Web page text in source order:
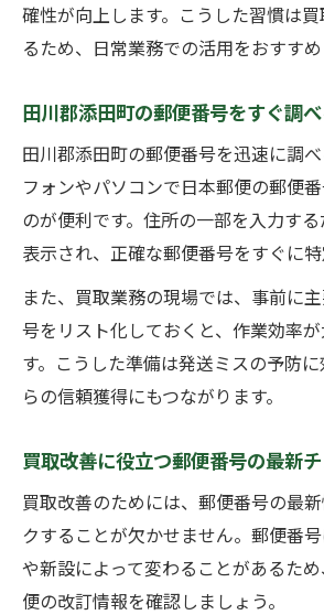
確性が向上します。こうした習慣は
るため、日常業務での活用をおすすめ
田川郡添田町の郵便番号をすぐ調
田川郡添田町の郵便番号を迅速に調
フォンやパソコンで日本郵便の郵便
のが便利です。住所の一部を入力す
表示され、正確な郵便番号をすぐに特
また、買取業務の現場では、事前に
号をリスト化しておくと、作業効率
す。こうした準備は発送ミスの予防
らの信頼獲得にもつながります。
買取改善に役立つ郵便番号の最新
買取改善のためには、郵便番号の最
クすることが欠かせません。郵便番
や新設によって変わることがあるた
便の改訂情報を確認しましょう。